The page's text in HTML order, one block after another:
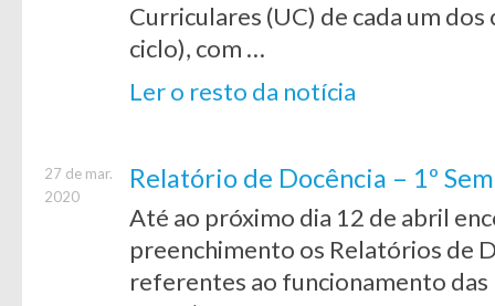
Curriculares (UC) de cada um dos
ciclo), com …
Ler o resto da notícia
27 de mar.
2020
Relatório de Docência – 1º
Até ao próximo dia 12 de abril
preenchimento os Relatórios de
referentes ao funcionamento das